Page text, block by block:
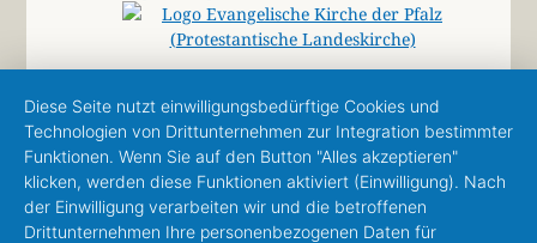
Diese Seite nutzt einwilligungsbedürftige Cookies und
Technologien von Drittunternehmen zur Integration bestimmter
Funktionen. Wenn Sie auf den Button "Alles akzeptieren"
klicken, werden diese Funktionen aktiviert (Einwilligung). Nach
der Einwilligung verarbeiten wir und die betroffenen
Drittunternehmen Ihre personenbezogenen Daten für